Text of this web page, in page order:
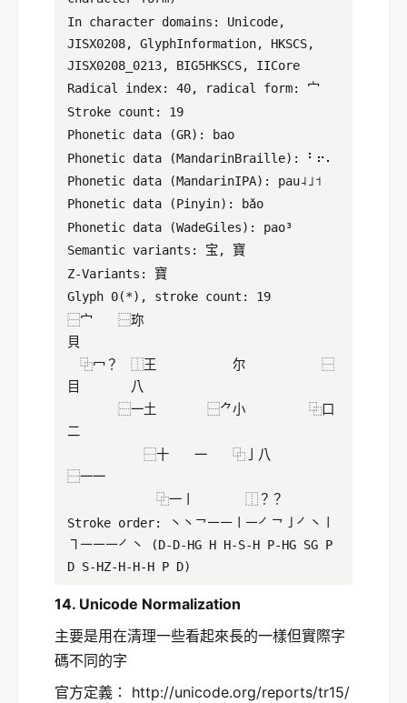
In character domains: Unicode,
JISX0208, GlyphInformation, HKSCS,
JISX0208_0213, BIG5HKSCS, IICore
Radical index: 40, radical form: ⼧
Stroke count: 19
Phonetic data (GR): bao
Phonetic data (MandarinBraille): ⠃⠖⠄
Phonetic data (MandarinIPA): pau˨˩˦
Phonetic data (Pinyin): bǎo
Phonetic data (WadeGiles): pao³
Semantic variants: 宝, 寶
Z-Variants: 寶
Glyph 0(*), stroke count: 19
⿱宀 ⿱珎
貝
⿻冖？ ⿰王 尔 ⿱
目 八
⿱一土 ⿱⺈小 ⿻口
二
⿱十 一 ⿻亅八
⿱一一
⿻一丨 ⿰？？
Stroke order: ㇔㇔㇖㇐㇐㇑㇐㇒㇖㇚㇒㇔㇑
㇕㇐㇐㇐㇒㇔ (D-D-HG H H-S-H P-HG SG P
D S-HZ-H-H-H P D)
14. Unicode Normalization
主要是用在清理一些看起來長的一樣但實際字
碼不同的字
官方定義： http://unicode.org/reports/tr15/